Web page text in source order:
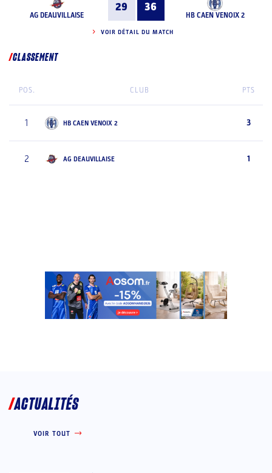
AG DEAUVILLAISE
29 36
HB CAEN VENOIX 2
VOIR DÉTAIL DU MATCH
CLASSEMENT
POS. CLUB PTS
1 HB CAEN VENOIX 2 3
2 AG DEAUVILLAISE 1
ACTUALITÉS
VOIR TOUT